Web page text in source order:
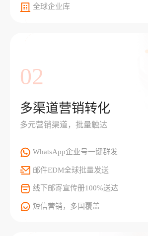
全球企业库
02
多渠道营销转化
多元营销渠道，批量触达
WhatsApp企业号一键群发
邮件EDM全球批量发送
线下邮寄宣传册100%送达
短信营销，多国覆盖